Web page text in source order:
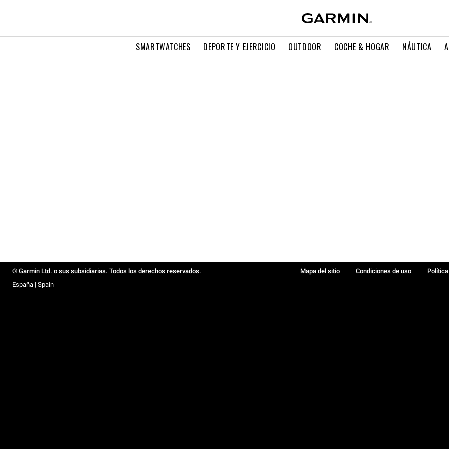
SMARTWATCHES DEPORTE Y EJERCICIO OUTDOOR COCHE & HOGAR NÁUTICA
© Garmin Ltd. o sus subsidiarias. Todos los derechos reservados. Mapa del sitio Condiciones de uso
España | Spain